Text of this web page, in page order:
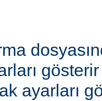
ayarları